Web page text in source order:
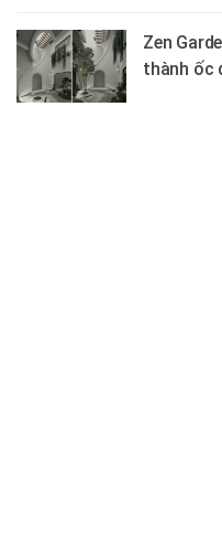
Zen
thành ốc